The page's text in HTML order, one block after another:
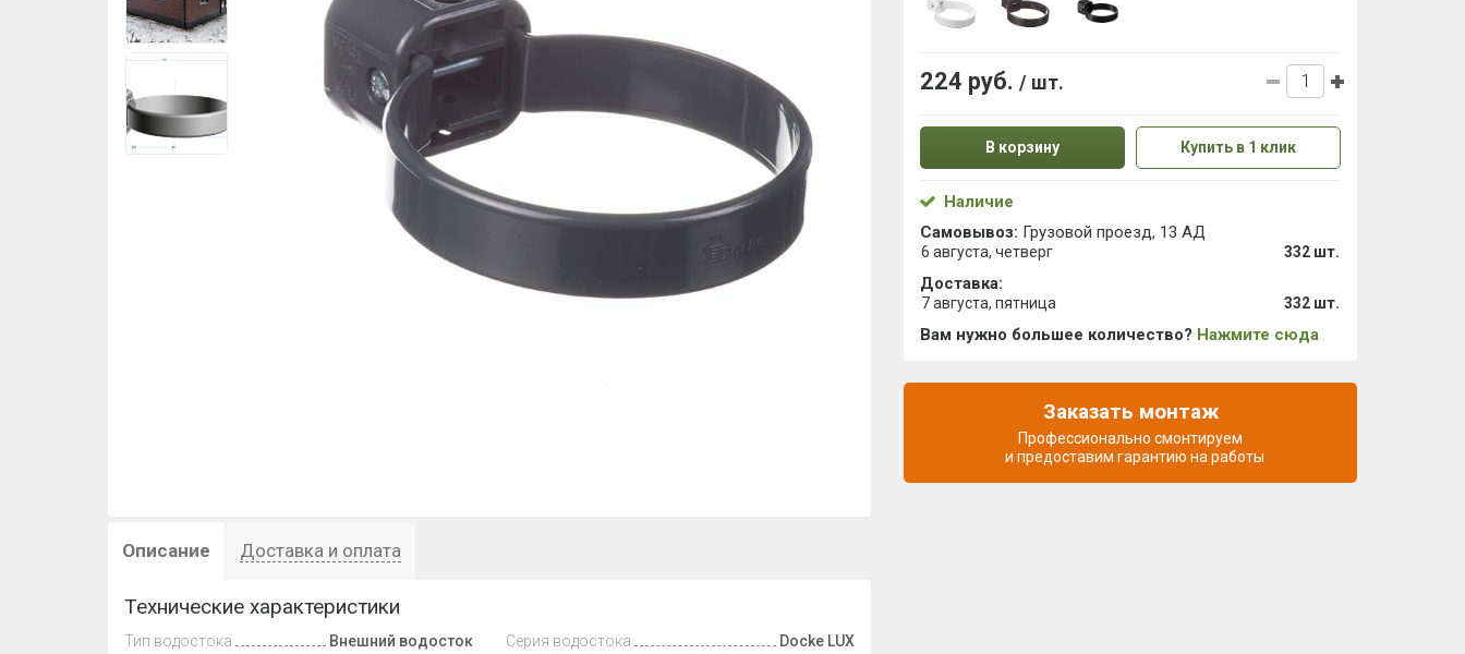
Описание Доставка и оплата
Технические характеристики
Тип водостока
Внешний водосток
Серия водостока
Docke LUX
224 руб. / шт.
В корзину Купить в 1 клик
Наличие
Самовывоз: Грузовой проезд, 13 АД
6 августа, четверг 332 шт.
Доставка:
7 августа, пятница 332 шт.
Вам нужно большее количество? Нажмите сюда
Заказать монтаж
Профессионально смонтируем
и предоставим гарантию на работы